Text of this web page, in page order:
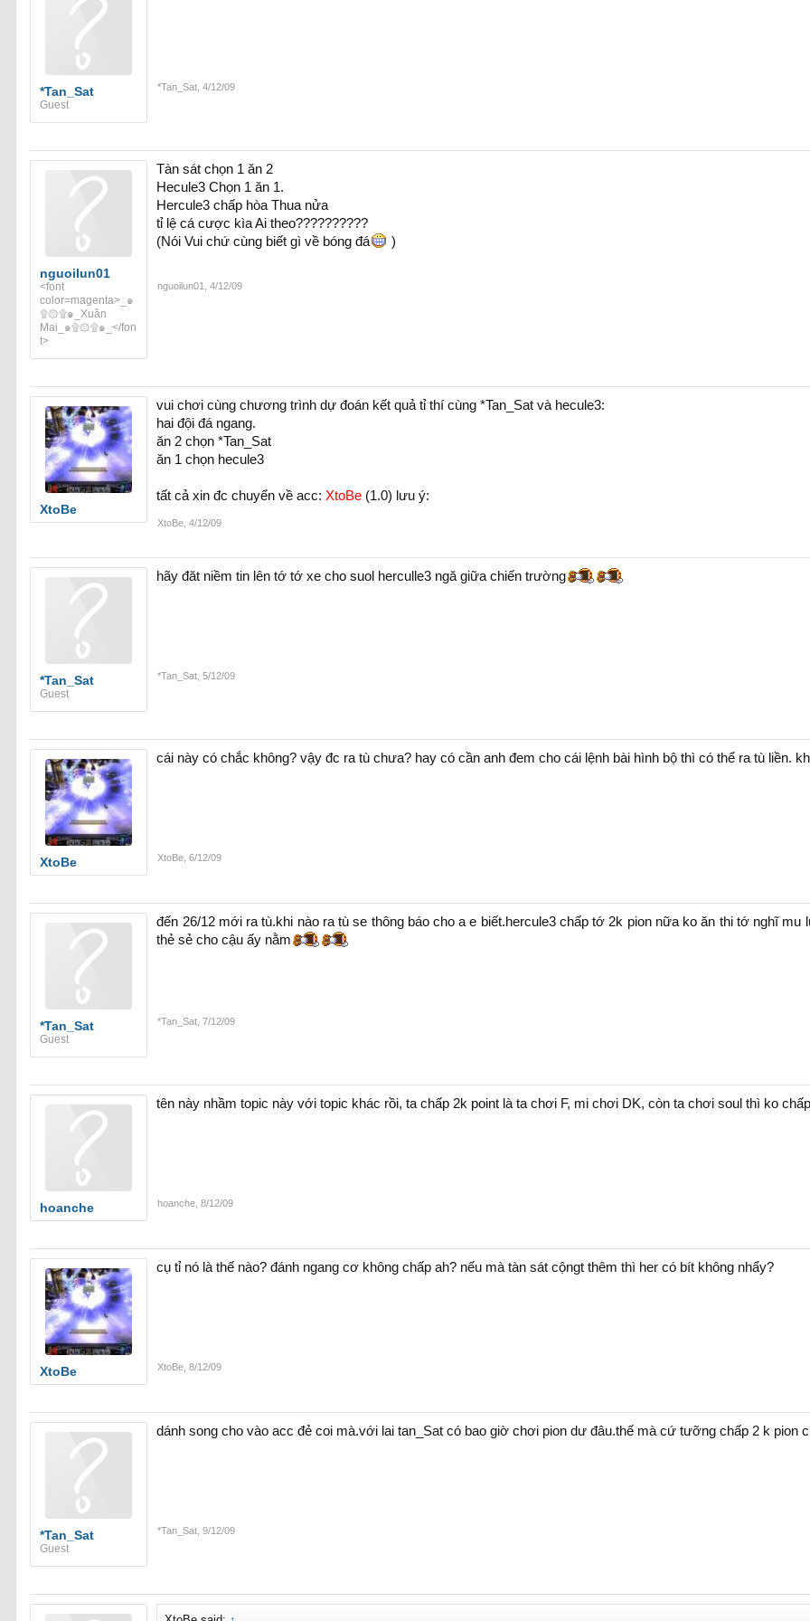
*Tan_Sat
Guest
*Tan_Sat 4/12/09
nguoilun01
<font
color=magenta>_๑
۩۞۩๑_Xuân
Mai_๑۩۞۩๑_</fon
t>
Tàn sát chọn 1 ăn 2
Hecule3 Chọn 1 ăn 1.
Hercule3 chấp hòa Thua nửa
tỉ lệ cá cược kìa Ai theo??????????
(Nói Vui chứ cùng biết gì về bóng đá
)
nguoilun01 4/12/09
XtoBe
vui chơi cùng chương trình dự đoán kết quả tỉ thí cùng *Tan_Sat và hecule3:
hai đội đá ngang.
ăn 2 chọn *Tan_Sat
ăn 1 chọn hecule3
tất cả xin đc chuyển về acc:XtoBe (1.0) lưu ý:
XtoBe 4/12/09
*Tan_Sat
Guest
hãy đăt niềm tin lên tớ tớ xe cho suol herculle3 ngă giữa chiến trường
*Tan_Sat 5/12/09
XtoBe
cái này có chắc không? vậy đc ra tù chưa? hay có cần anh đem cho cái lệnh bài hình bộ thì có thể ra tù liền.
XtoBe 6/12/09
*Tan_Sat
Guest
đến 26/12 mới ra tù.khi nào ra tù se thông báo cho a e biết.hercule3 chấp tớ 2k pion nữa ko ăn thi tớ nghĩ mu
thẻ sẻ cho cậu ấy nằm
*Tan_Sat 7/12/09
hoanche
tên này nhầm topic này với topic khác rồi, ta chấp 2k point là ta chơi F, mi chơi DK, còn ta chơi soul thì ko
hoanche 8/12/09
XtoBe
cụ tỉ nó là thế nào? đánh ngang cơ không chấp ah? nếu mà tàn sát cộngt thêm thì her có bít không nhẩy?
XtoBe 8/12/09
*Tan_Sat
Guest
dánh song cho vào acc đẻ coi mà.với lai tan_Sat có bao giờ chơi pion dư đâu.thế mà cứ tưỡng chấp 2 k pion
*Tan_Sat 9/12/09